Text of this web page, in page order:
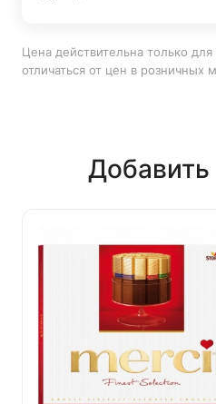
Цена действительна только
отличаться от цен в розничных
Добавить